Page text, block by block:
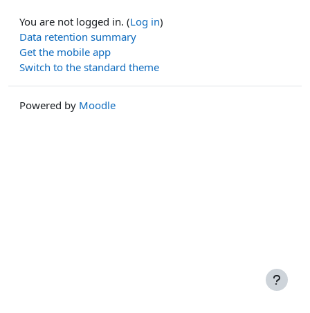
You are not logged in. (Log in)
Data retention summary
Get the mobile app
Switch to the standard theme
Powered by Moodle